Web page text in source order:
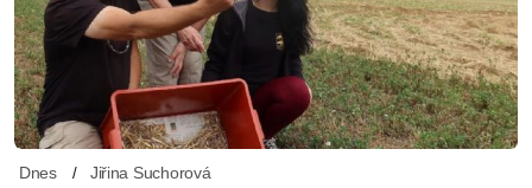
Dnes Jiřina Suchorová